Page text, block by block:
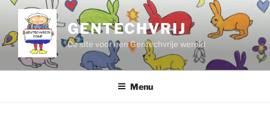
de
inhoud
GENTECHVRIJ
De site voor een Gentechvrije wereld
Menu